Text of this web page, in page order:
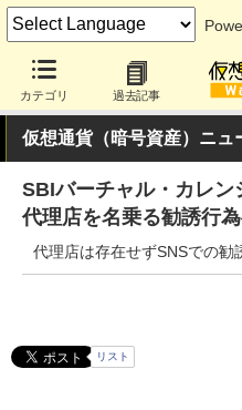
カテゴリ 過去記事
仮想通貨（暗号資産）ニュ
SBIバーチャル・カレ
代理店を名乗る勧誘行
代理店は存在せずSNSでの勧
リスト